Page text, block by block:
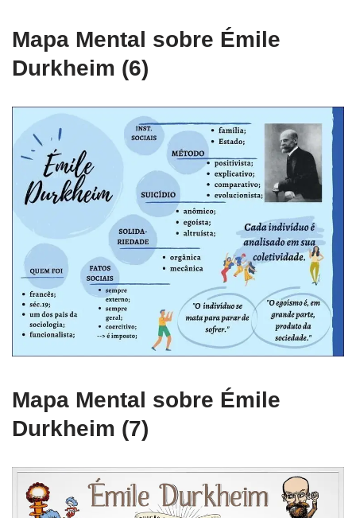
Mapa Mental sobre Émile
Durkheim (6)
Mapa Mental sobre Émile
Durkheim (7)